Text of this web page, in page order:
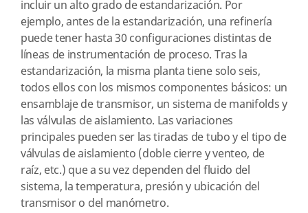
incluir un alto grado de estandarización. Por
ejemplo, antes de la estandarización, una refinería
puede tener hasta 30 configuraciones distintas de
líneas de instrumentación de proceso. Tras la
estandarización, la misma planta tiene solo seis,
todos ellos con los mismos componentes básicos: un
ensamblaje de transmisor, un sistema de manifolds y
las válvulas de aislamiento. Las variaciones
principales pueden ser las tiradas de tubo y el tipo de
válvulas de aislamiento (doble cierre y venteo, de
raíz, etc.) que a su vez dependen del fluido del
sistema, la temperatura, presión y ubicación del
transmisor o del manómetro.